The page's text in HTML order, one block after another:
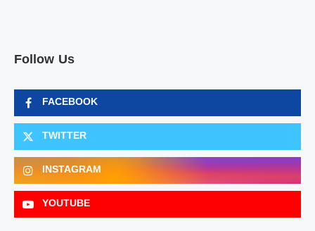
Follow Us
FACEBOOK
TWITTER
INSTAGRAM
YOUTUBE